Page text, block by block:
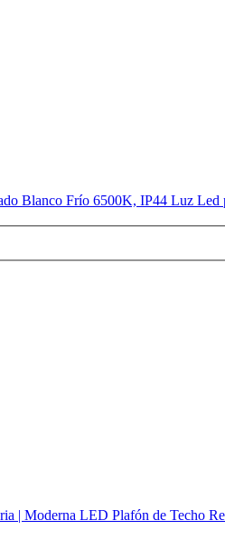
Blanco Frío 6500K, IP44 Luz
| Moderna LED Plafón de Techo